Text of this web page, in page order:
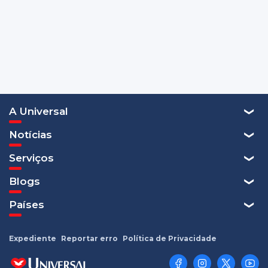
A Universal
Notícias
Serviços
Blogs
Países
Expediente Reportar erro Política de Privacidade